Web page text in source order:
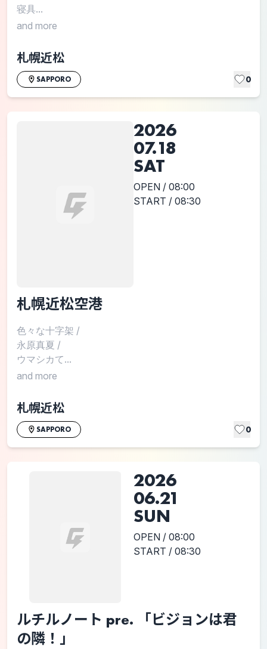
寝具...
and more
札幌近松
SAPPORO 0
2026
07.18
SAT
OPEN / 08:00
START / 08:30
札幌近松空港
色々な十字架 /
永原真夏 /
ウマシカて...
and more
札幌近松
SAPPORO 0
2026
06.21
SUN
OPEN / 08:00
START / 08:30
ルチルノート pre. 「ビジョンは君
の隣！」